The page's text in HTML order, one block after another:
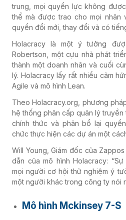
trung, mọi quyền lực không
thể mà được trao cho mọi nhân
quyền đổi mới, thay đổi và có
Holacracy là một ý tưởng
Robertson, một cựu nhà phát
thành một doanh nhân và cuối
lý. Holacracy lấy rất nhiều cảm
Agile và mô hình Lean.
Theo Holacracy.org, phương
hệ thống phân cấp quản lý
chính thức và phân bổ lại
chức thực hiện các dự án một
Will Young, Giám đốc của
dẫn của mô hình Holacracy:
mọi người cơ hội thử nghiệm ý
một người khác trong công ty nói
Mô hình Mckinsey 7-S